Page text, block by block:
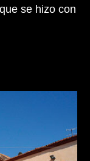
se hizo con